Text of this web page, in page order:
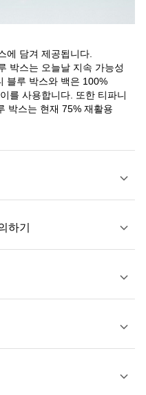
에 담겨 제공됩니다.
박스는 오늘날 지속 가능성
블루 박스와 백은 100%
를 사용합니다. 또한 티파니
박스는 현재 75% 재활용
하기